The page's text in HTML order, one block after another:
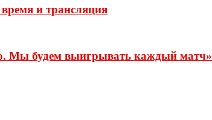
и трансляция
Мы будем выигрывать каждый матч»